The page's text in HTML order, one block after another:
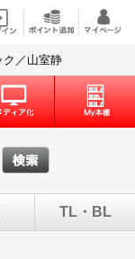
ク／山室静
TL・BL